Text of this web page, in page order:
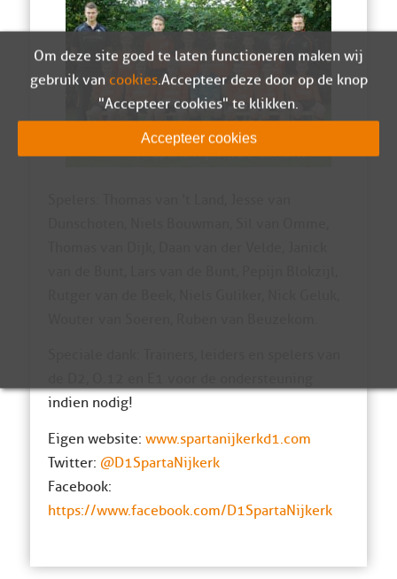
indien nodig!
Eigen website: www.spartanijkerkd1.com
Twitter: @D1SpartaNijkerk
Facebook:
https://www.facebook.com/D1SpartaNijkerk
Om deze site goed te laten functioneren maken wij
gebruik van cookies. Accepteer deze door op de knop
"Accepteer cookies" te klikken.
Accepteer cookies